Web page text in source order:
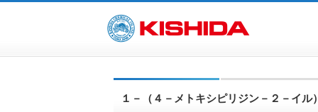
１－（４－メトキシピリジン－２－イ